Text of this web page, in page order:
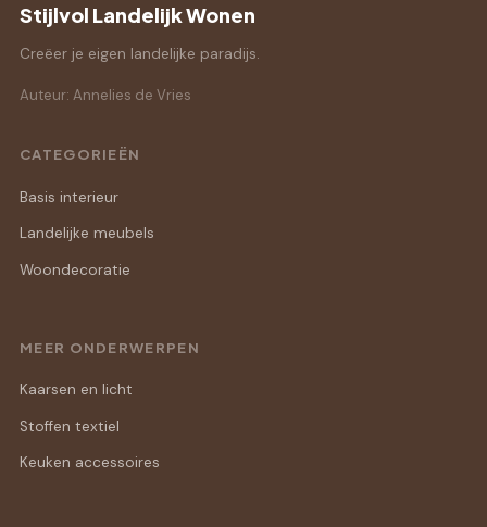
Stijlvol Landelijk Wonen
Creëer je eigen landelijke paradijs.
Auteur: Annelies de Vries
CATEGORIEËN
Basis interieur
Landelijke meubels
Woondecoratie
MEER ONDERWERPEN
Kaarsen en licht
Stoffen textiel
Keuken accessoires